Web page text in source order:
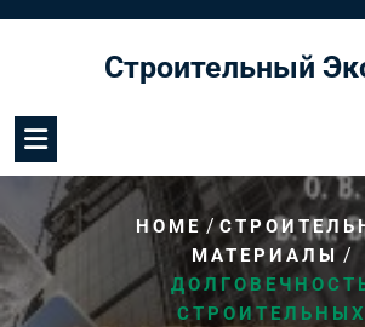
содержимомуСтроительный
HOME/
МАТЕРИАЛЫ /
СТРОИТЕЛЬНЫХ